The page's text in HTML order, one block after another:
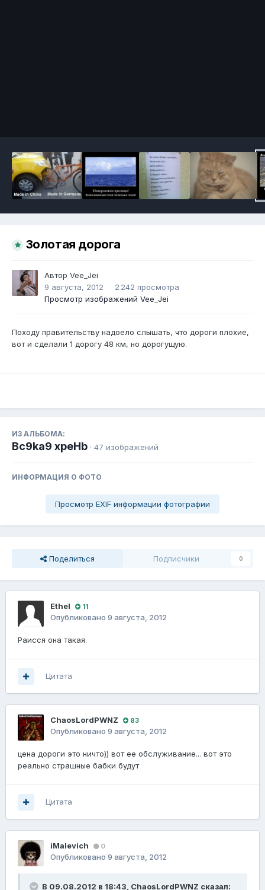
Золотая дорога
Автор Vee_Jei
9 августа, 2012
2 242 просмотра
Просмотр изображений Vee_Jei
Походу правительству надоело слышать, что дороги плохие,
вот и сделали 1 дорогу 48 км, но дорогущую.
ИЗ АЛЬБОМА:
Bc9ka9 xpeHb · 47 изображений
ИНФОРМАЦИЯ О ФОТО
Просмотр EXIF информации фотографии
Поделиться Подписчики 0
Ethel 11
Опубликовано 9 августа, 2012
Раисся она такая.
Цитата
ChaosLordPWNZ 83
Опубликовано 9 августа, 2012
цена дороги это ничто)) вот ее обслуживание... вот это
реально страшные бабки будут
Цитата
iMalevich 0
Опубликовано 9 августа, 2012
В 09.08.2012 в 18:43, ChaosLordPWNZ сказал: